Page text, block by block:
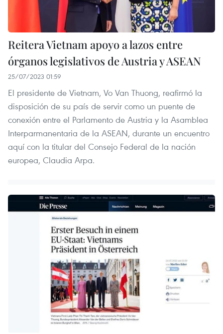
Reitera Vietnam apoyo a lazos entre
órganos legislativos de Austria y ASEAN
25/07/2023 01:59
El presidente de Vietnam, Vo Van Thuong, reafirmó la
disposición de su país de servir como un puente de
conexión entre el Parlamento de Austria y la Asamblea
Interparmanentaria de la ASEAN, durante un encuentro
aquí con la titular del Consejo Federal de la nación
europea, Claudia Arpa.